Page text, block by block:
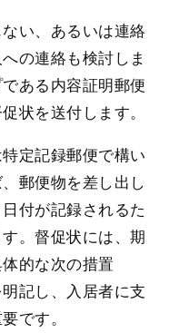
い、あるいは連絡
の連絡も検討しま
ある内容証明郵便
状を送付します。
定記録郵便で構い
郵便物を差し出し
付が記録されるた
。督促状には、期
的な次の措置
記し、入居者に支
です。